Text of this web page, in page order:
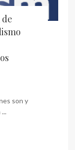
son y